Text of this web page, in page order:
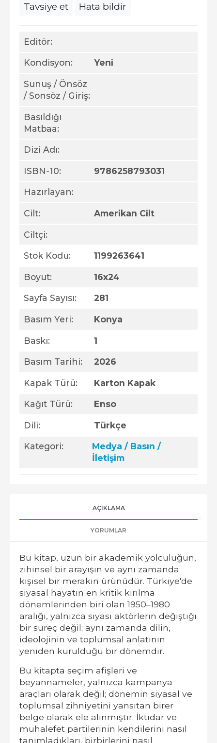
Editör:
Kondisyon: Yeni
Sunuş / Önsöz
/ Sonsöz / Giriş:
Basıldığı
Matbaa:
Dizi Adı:
ISBN-10: 9786258793031
Hazırlayan:
Cilt: Amerikan Cilt
Ciltçi:
Stok Kodu: 1199263641
Boyut: 16x24
Sayfa Sayısı: 281
Basım Yeri: Konya
Baskı: 1
Basım Tarihi: 2026
Kapak Türü: Karton Kapak
Kağıt Türü: Enso
Dili: Türkçe
Kategori:
Medya / Basın /
İletişim
Tavsiye et Hata bildir
AÇIKLAMA
YORUMLAR
Bu kitap, uzun bir akademik yolculuğun,
zihinsel bir arayışın ve aynı zamanda
kişisel bir merakın ürünüdür. Türkiye'de
siyasal hayatın en kritik kırılma
dönemlerinden biri olan 1950–1980
aralığı, yalnızca siyasi aktörlerin değiştiği
bir süreç değil; aynı zamanda dilin,
ideolojinin ve toplumsal anlatının
yeniden kurulduğu bir dönemdir.
Bu kitapta seçim afişleri ve
beyannameler, yalnızca kampanya
araçları olarak değil; dönemin siyasal ve
toplumsal zihniyetini yansıtan birer
belge olarak ele alınmıştır. İktidar ve
muhalefet partilerinin kendilerini nasıl
tanımladıkları, birbirlerini nasıl